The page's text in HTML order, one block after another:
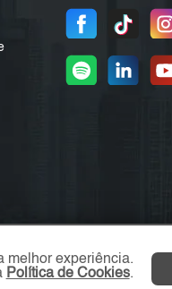
melhor experiência.
Política de Cookies.